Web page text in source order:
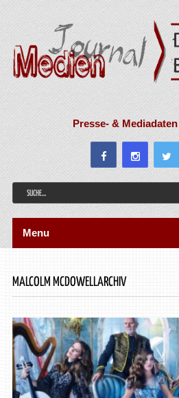
Presse- & Mediadaten
Menu
MALCOLM MCDOWELLARCHIV